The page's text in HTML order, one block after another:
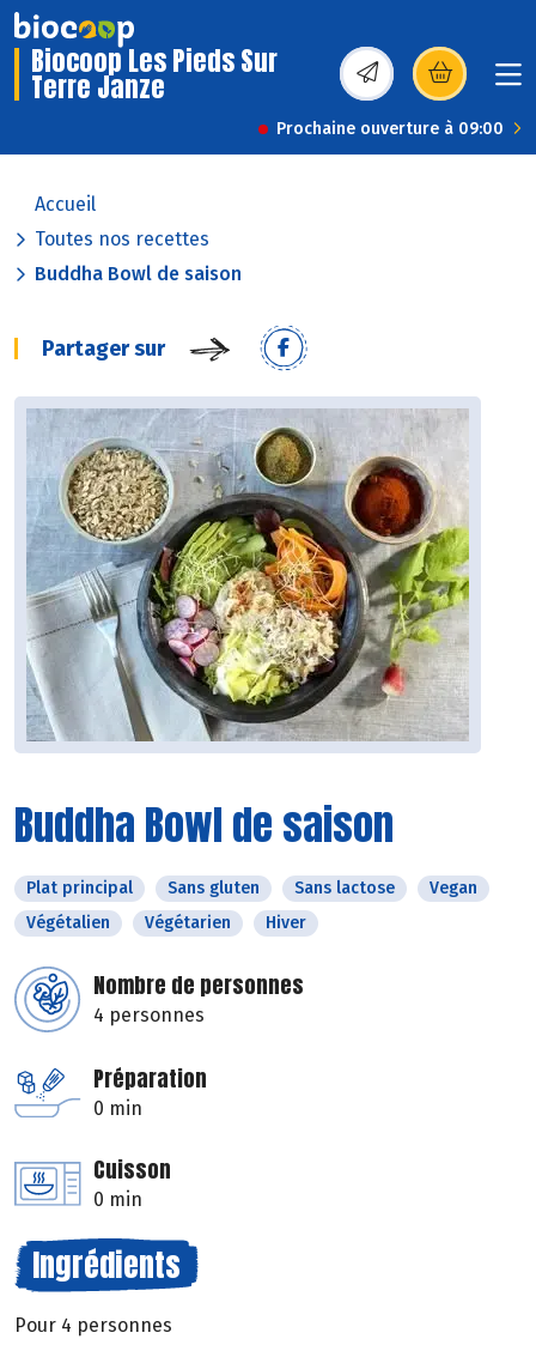
Biocoop Les Pieds Sur
Terre Janze (s’ouvre dans une
Prochaine ouverture à 09:00
Accueil
Toutes nos recettes
Buddha Bowl de saison
Partager sur
Buddha Bowl de saison
Plat principal Sans gluten Sans lactose
Vegan
Végétalien
Végétarien Hiver
Nombre de personnes
4 personnes
Préparation
0 min
Cuisson
0 min
Ingrédients
Pour 4 personnes